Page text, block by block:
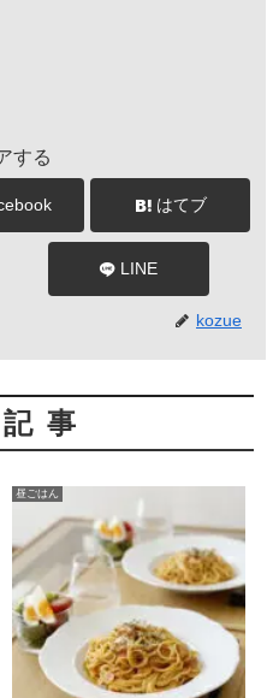
する
はてブ
LINE
kozue
事
昼ごはん